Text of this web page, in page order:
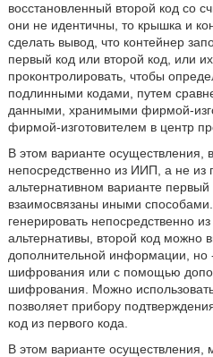
восстановленный второй код со
они не идентичны, то крышка и
сделать вывод, что контейнер
первый код или второй код, или
проконтролировать, чтобы
подлинными кодами, путем
данными, хранимыми фирмой-
фирмой-изготовителем в центр
В этом варианте осуществления,
непосредственно из ИИП, а не из
альтернативном варианте
взаимосвязаны иными
генерировать непосредственно
альтернативы, второй код можно
дополнительной информации, но
шифрования или с помощью
шифрования. Можно
позволяет прибору
код из первого кода.
В этом варианте осуществления,